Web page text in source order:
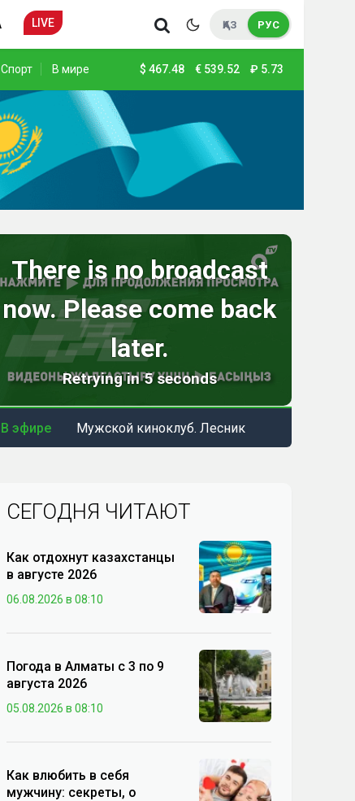
LIVE ҚАЗ РУС
Спорт В мире $ 467.48 € 539.52 ₽ 5.73
В эфире Мужской киноклуб. Лесник
СЕГОДНЯ ЧИТАЮТ
Как отдохнут казахстанцы
в августе 2026
06.08.2026 в 08:10
Погода в Алматы с 3 по 9
августа 2026
05.08.2026 в 08:10
Как влюбить в себя
мужчину: секреты, о